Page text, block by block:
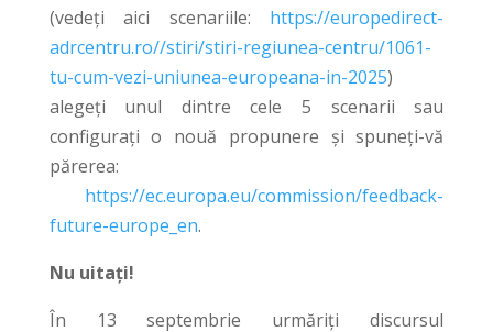
(vedeți aici scenariile: https://europedirect-
adrcentru.ro//stiri/stiri-regiunea-centru/1061-
tu-cum-vezi-uniunea-europeana-in-2025)
alegeți unul dintre cele 5 scenarii sau
configurați o nouă propunere și spuneți-vă
părerea:
https://ec.europa.eu/commission/feedback-
future-europe_en.
Nu uitați!
În 13 septembrie urmăriți discursul